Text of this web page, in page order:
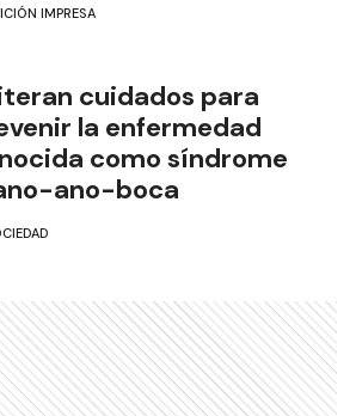
IMPRESA
cuidados para
la enfermedad
como síndrome
ano-boca